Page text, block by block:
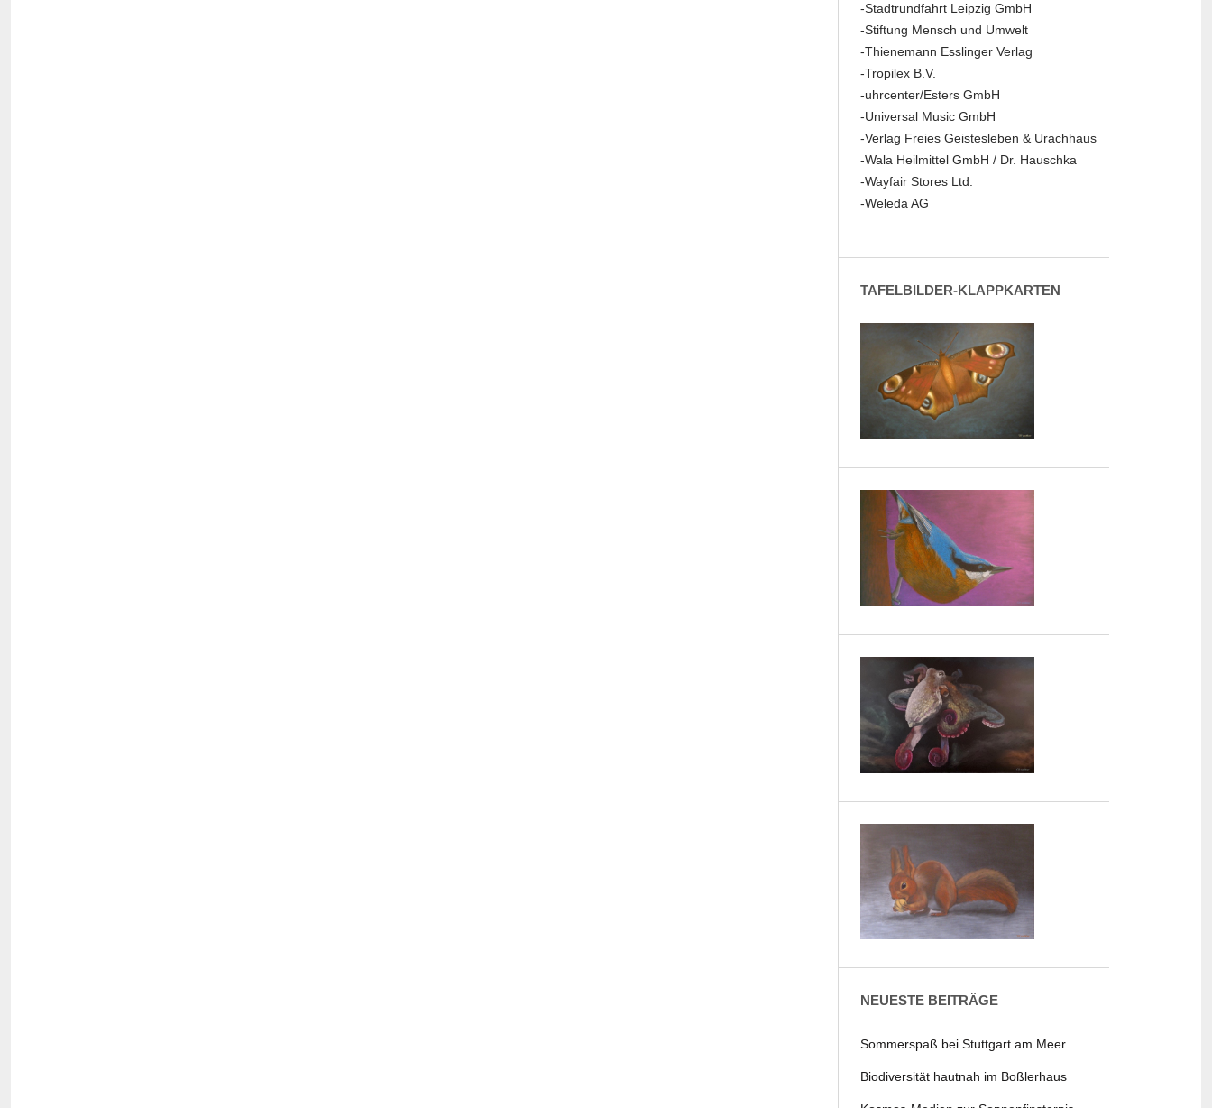
-Stadtrundfahrt Leipzig GmbH
-Stiftung Mensch und Umwelt
-Thienemann Esslinger Verlag
-Tropilex B.V.
-uhrcenter/Esters GmbH
-Universal Music GmbH
-Verlag Freies Geistesleben & Urachhaus
-Wala Heilmittel GmbH / Dr. Hauschka
-Wayfair Stores Ltd.
-Weleda AG
TAFELBILDER-KLAPPKARTEN
NEUESTE BEITRÄGE
Sommerspaß bei Stuttgart am Meer
Biodiversität hautnah im Boßlerhaus